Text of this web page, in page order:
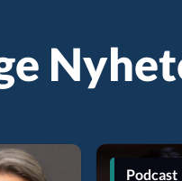
Event
Podcast